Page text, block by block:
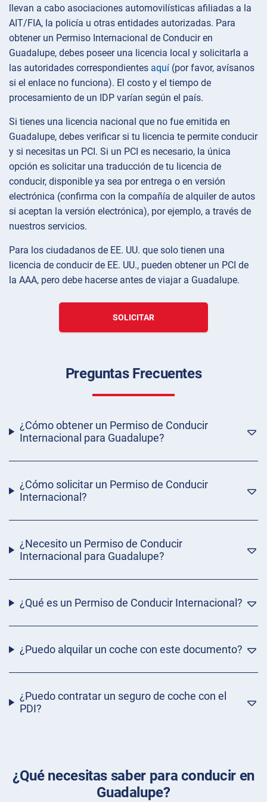
llevan a cabo asociaciones automovilísticas afiliadas a la
AIT/FIA, la policía u otras entidades autorizadas. Para
obtener un Permiso Internacional de Conducir en
Guadalupe, debes poseer una licencia local y solicitarla a
las autoridades correspondientes aquí (por favor, avísanos
si el enlace no funciona). El costo y el tiempo de
procesamiento de un IDP varían según el país.
Si tienes una licencia nacional que no fue emitida en
Guadalupe, debes verificar si tu licencia te permite conducir
y si necesitas un PCI. Si un PCI es necesario, la única
opción es solicitar una traducción de tu licencia de
conducir, disponible ya sea por entrega o en versión
electrónica (confirma con la compañía de alquiler de autos
si aceptan la versión electrónica), por ejemplo, a través de
nuestros servicios.
Para los ciudadanos de EE. UU. que solo tienen una
licencia de conducir de EE. UU., pueden obtener un PCI de
la AAA, pero debe hacerse antes de viajar a Guadalupe.
SOLICITAR
Preguntas Frecuentes
¿Cómo obtener un Permiso de Conducir
Internacional para Guadalupe?
¿Cómo solicitar un Permiso de Conducir
Internacional?
¿Necesito un Permiso de Conducir
Internacional para Guadalupe?
¿Qué es un Permiso de Conducir Internacional?
¿Puedo alquilar un coche con este documento?
¿Puedo contratar un seguro de coche con el
PDI?
¿Qué necesitas saber para conducir en
Guadalupe?